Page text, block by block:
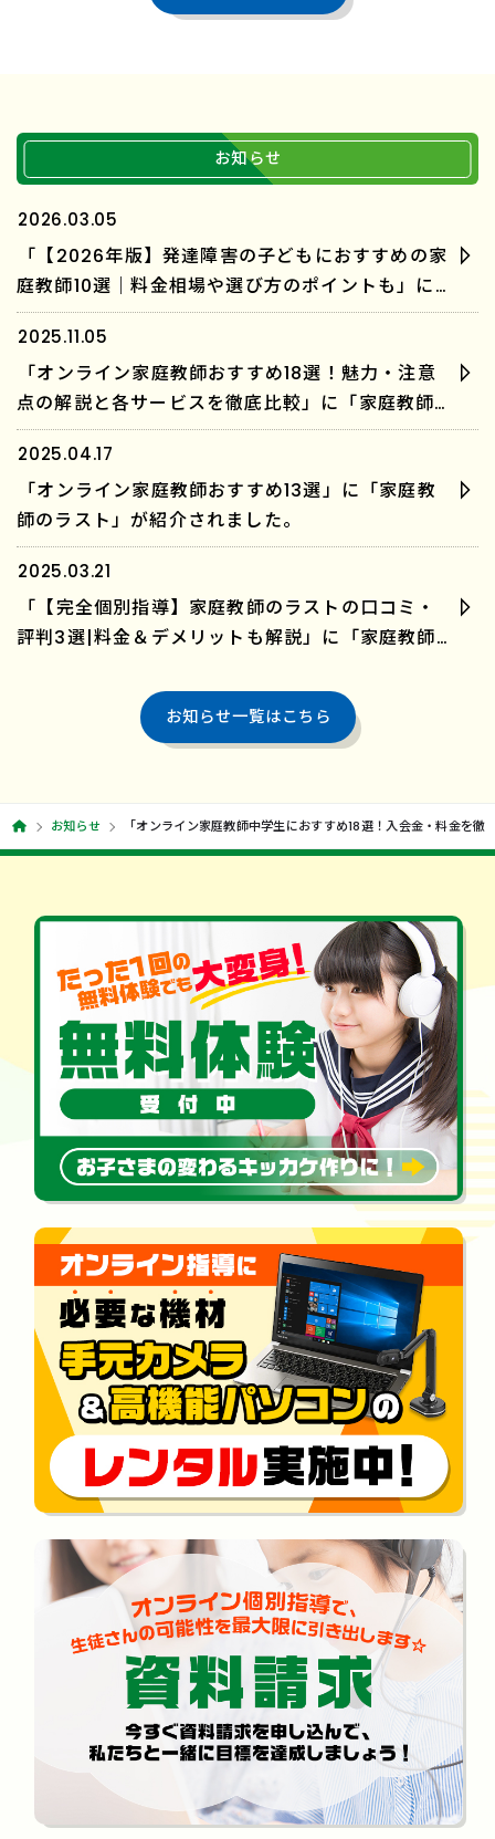
お知らせ
2026.03.05
「【2026年版】発達障害の子どもにおすすめの家
庭教師10選｜料金相場や選び方のポイントも」に
「家庭教師のラスト」が紹介されました。
2025.11.05
「オンライン家庭教師おすすめ18選！魅力・注意
点の解説と各サービスを徹底比較」に「家庭教師
のラスト」が紹介されました。
2025.04.17
「オンライン家庭教師おすすめ13選」に「家庭教
師のラスト」が紹介されました。
2025.03.21
「【完全個別指導】家庭教師のラストの口コミ・
評判3選|料金＆デメリットも解説」に「家庭教師
お知らせ一覧はこちら
お知らせ 「オンライン家庭教師中学生におすすめ18選！入会金・料金を